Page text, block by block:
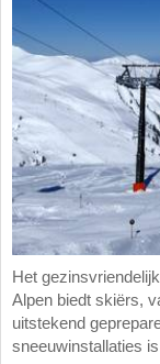
Het
Alpen biedt skiërs,
uitstekend
sneeuwinstallaties